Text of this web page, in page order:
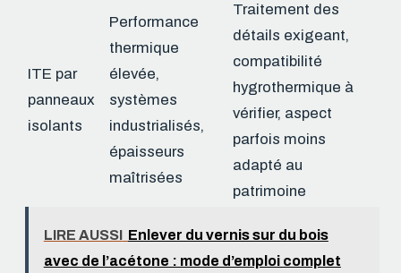
ITE par
panneaux
isolants
Performance
thermique
élevée,
systèmes
industrialisés,
épaisseurs
maîtrisées
Traitement des
détails exigeant,
compatibilité
hygrothermique à
vérifier, aspect
parfois moins
adapté au
patrimoine
LIRE AUSSI Enlever du vernis sur du bois
avec de l’acétone : mode d’emploi complet